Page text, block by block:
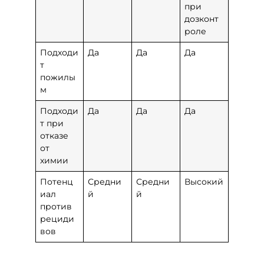
при
дозконт
роле
Подходи
т
пожилы
м
Да Да Да
Подходи
т при
отказе
от
химии
Да Да Да
Потенц
иал
против
рециди
вов
Средни
й
Средни
й
Высокий